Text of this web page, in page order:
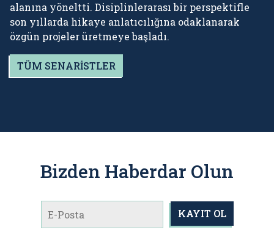
alanına yöneltti. Disiplinlerarası bir perspektifle
son yıllarda hikaye anlatıcılığına odaklanarak
özgün projeler üretmeye başladı.
TÜM SENARİSTLER
Bizden Haberdar Olun
KAYIT OL